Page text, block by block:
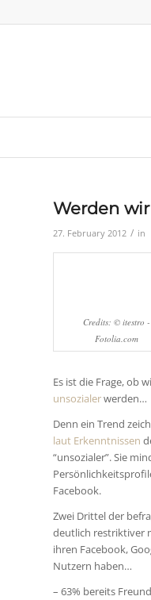
Werden
27. February 2012 / in
Credits: © itestro -
Fotolia.com
Es ist die Frage, ob
unsozialerwerden…
Denn ein Trend
laut Erkenntnissen
“unsozialer”. Sie
Facebook.
Zwei Drittel der
deutlich restriktiver
ihren Facebook,
Nutzern haben…
– 63% bereits